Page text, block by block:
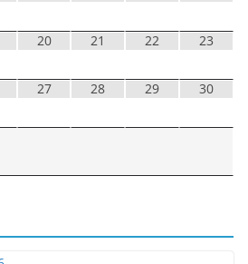
20 21 22 23
27 28 29 30